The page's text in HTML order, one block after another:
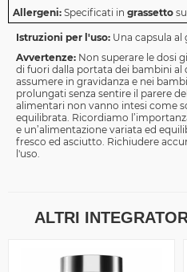
Allergeni: Specificati in grassetto
Istruzioni per l'uso: Una capsula
Avvertenze: Non superare le dosi
di fuori dalla portata dei bambini al
assumere in gravidanza e nei
prolungati senza sentire il parere
alimentari non vanno intesi come
equilibrata. Ricordiamo
e un’alimentazione variata ed
fresco ed asciutto. Richiudere
l'uso.
ALTRI